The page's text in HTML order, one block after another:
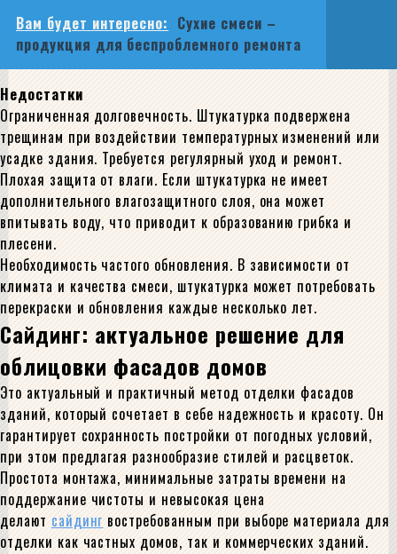
Вам будет интересно: Сухие смеси –
продукция для беспроблемного ремонта
Недостатки
Ограниченная долговечность. Штукатурка подвержена
трещинам при воздействии температурных изменений или
усадке здания. Требуется регулярный уход и ремонт.
Плохая защита от влаги. Если штукатурка не имеет
дополнительного влагозащитного слоя, она может
впитывать воду, что приводит к образованию грибка и
плесени.
Необходимость частого обновления. В зависимости от
климата и качества смеси, штукатурка может потребовать
перекраски и обновления каждые несколько лет.
Сайдинг: актуальное решение для
облицовки фасадов домов
Это актуальный и практичный метод отделки фасадов
зданий, который сочетает в себе надежность и красоту. Он
гарантирует сохранность постройки от погодных условий,
при этом предлагая разнообразие стилей и расцветок.
Простота монтажа, минимальные затраты времени на
поддержание чистоты и невысокая цена
делают сайдинг востребованным при выборе материала для
отделки как частных домов, так и коммерческих зданий.